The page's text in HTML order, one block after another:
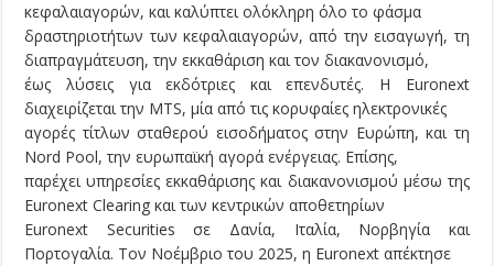
κεφαλαιαγορών, και καλύπτει ολόκληρη όλο το φάσμα
δραστηριοτήτων των κεφαλαιαγορών, από την εισαγωγή, τη
διαπραγμάτευση, την εκκαθάριση και τον διακανονισμό,
έως λύσεις για εκδότριες και επενδυτές. Η Euronext
διαχειρίζεται την MTS, μία από τις κορυφαίες ηλεκτρονικές
αγορές τίτλων σταθερού εισοδήματος στην Ευρώπη, και τη
Nord Pool, την ευρωπαϊκή αγορά ενέργειας. Επίσης,
παρέχει υπηρεσίες εκκαθάρισης και διακανονισμού μέσω της
Euronext Clearing και των κεντρικών αποθετηρίων
Euronext Securities σε Δανία, Ιταλία, Νορβηγία και
Πορτογαλία. Τον Νοέμβριο του 2025, η Euronext απέκτησε